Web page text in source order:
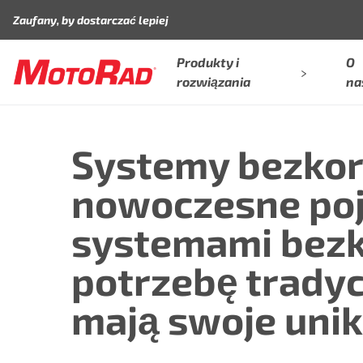
Zaufany, by dostarczać lepiej
Produkty i
rozwiązania
O
Systemy
nowoczesne
systemami
potrzebę
mają swoje